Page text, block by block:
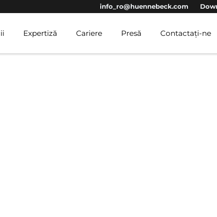
info_ro@huennebeck.com
Expertiză Cariere Presă Contactați-ne